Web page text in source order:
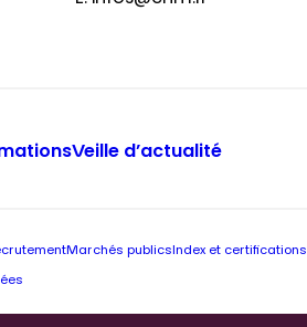
Veille d’actualité
Marchés publics Index et certifications